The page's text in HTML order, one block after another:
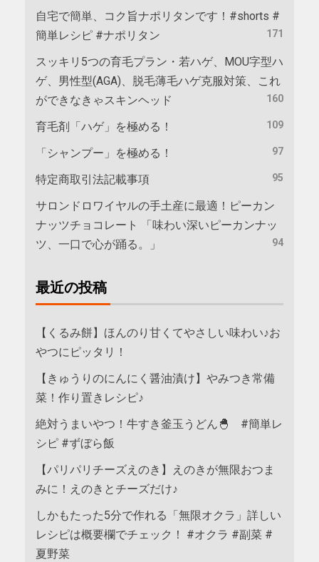
自宅で簡単、コク旨ナポリタンです！#shorts #
簡単レシピ #ナポリタン
171
スッキリ5つの育毛プラン・若ハゲ、MOU字型ハ
ゲ、男性型(AGA)、脱毛薄毛ハゲ克服対策、これ
ができなきゃスキンヘッド
160
育毛剤「ハゲ」を極める！ 109
「シャンプー」を極める！ 97
特定商取引法記載事項 95
サロンドロワイヤルの手土産に最適！ピーカン
ナッツチョコレート 「味わい深いピーカンナッ
ツ、一口で心が踊る。」
94
最近の投稿
【くるみ餅】ほんのり甘くてやさしい味わい♪お
やつにピッタリ！
【きゅうりのにんにく醤油漬け】やみつき常備
菜！作り置きレシピ♪
絶対うまいやつ！牛すき釜玉うどん🐣 #簡単レ
シピ #ずぼら飯
【パリパリチーズえのき】えのきが無限おつま
みに！えのきとチーズだけ♪
しかもたった5分で作れる「無限オクラ」詳しい
レシピは概要欄でチェック！ #オクラ #副菜 #
夏野菜